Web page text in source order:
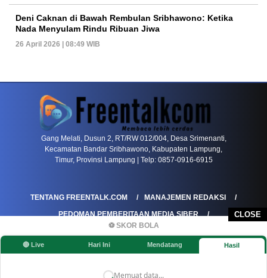
CLOSE
⚽ SKOR BOLA
🔴 Live Hari Ini Mendatang Hasil
Memuat data...
Deni Caknan di Bawah Rembulan Sribhawono: Ketika
Nada Menyulam Rindu Ribuan Jiwa
26 April 2026 | 08:49 WIB
PETIR800 LOGIN PETIR800 Bagaimana Kasino Online Menjadi Bagian
Gang Melati, Dusun 2, RT/RW 012/004, Desa Srimenanti,
Kecamatan Bandar Sribhawono, Kabupaten Lampung,
Timur, Provinsi Lampung | Telp: 0857-0916-6915
TENTANG FREENTALK.COM
MANAJEMEN REDAKSI
PEDOMAN PEMBERITAAN MEDIA SIBER
PEDOMAN PEMBERITAAN RAMAH ANAK
KOREKSI & KLARIFIKASI
KEBIJAKAN IKLAN / ADVERTORIAL